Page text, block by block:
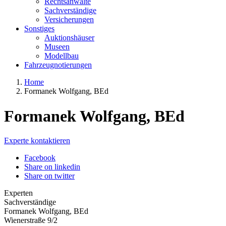
Sachverständige
Versicherungen
Sonstiges
Auktionshäuser
Museen
Modellbau
Fahrzeugnotierungen
Home
Formanek Wolfgang, BEd
Formanek Wolfgang, BEd
Experte kontaktieren
Facebook
Share on linkedin
Share on twitter
Experten
Sachverständige
Formanek Wolfgang, BEd
Wienerstraße 9/2